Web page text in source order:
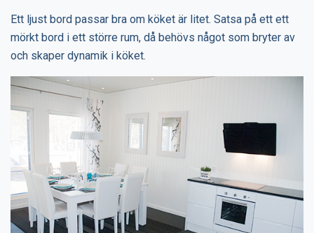
Ett ljust bord passar bra om köket är litet. Satsa på ett ett
mörkt bord i ett större rum, då behövs något som bryter av
och skaper dynamik i köket.